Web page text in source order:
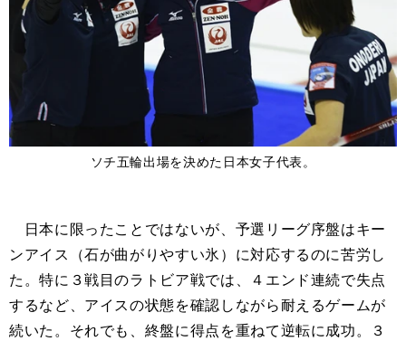
ソチ五輪出場を決めた日本女子代表。
日本に限ったことではないが、予選リーグ序盤はキー
ンアイス（石が曲がりやすい氷）に対応するのに苦労し
た。特に３戦目のラトビア戦では、４エンド連続で失点
するなど、アイスの状態を確認しながら耐えるゲームが
続いた。それでも、終盤に得点を重ねて逆転に成功。３